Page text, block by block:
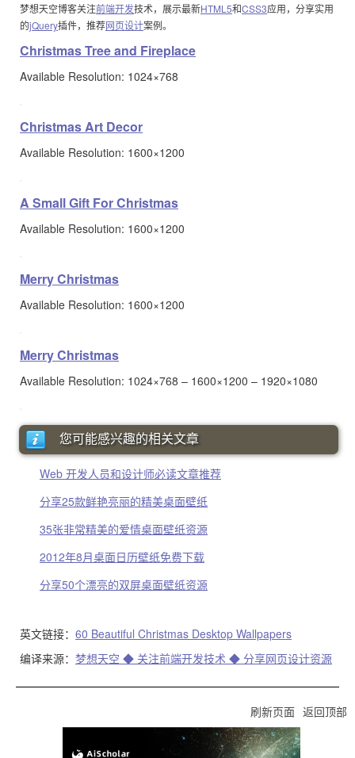
梦想天空博客关注前端开发技术，展示最新HTML5和CSS3应用，分享实用
的jQuery插件，推荐网页设计案例。
Christmas Tree and Fireplace
Available Resolution: 1024×768
Christmas Art Decor
Available Resolution: 1600×1200
A Small Gift For Christmas
Available Resolution: 1600×1200
Merry Christmas
Available Resolution: 1600×1200
Merry Christmas
Available Resolution: 1024×768 – 1600×1200 – 1920×1080
您可能感兴趣的相关文章
Web 开发人员和设计师必读文章推荐
分享25款鲜艳亮丽的精美桌面壁纸
35张非常精美的爱情桌面壁纸资源
2012年8月桌面日历壁纸免费下载
分享50个漂亮的双屏桌面壁纸资源
英文链接： 60 Beautiful Christmas Desktop Wallpapers
编译来源： 梦想天空 ◆ 关注前端开发技术 ◆ 分享网页设计资源
刷新页面 返回顶部